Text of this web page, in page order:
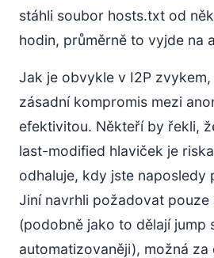
stáhli soubor hosts.txt od
hodin, průměrně to vyjde na
Jak je obvykle v I2P
zásadní kompromis mezi
efektivitou. Někteří by řekli,
last-modified hlaviček je
odhaluje, kdy jste naposledy
Jiní navrhli požadovat
(podobně jako to dělají jump
automatizovaněji), možná za